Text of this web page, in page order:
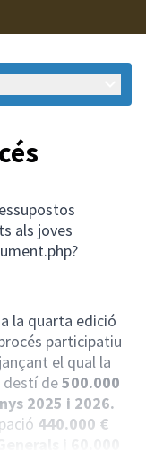
als joves
la quarta edició
participatiu
el qual la
destí de500.000
2025 i 2026.
440.000 €